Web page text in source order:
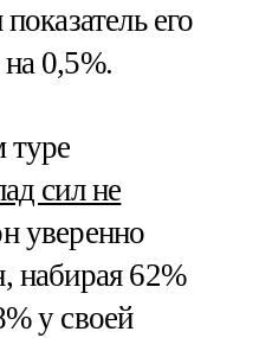
его
0,5%.
туре
сил не
уверенно
набирая 62%
у своей